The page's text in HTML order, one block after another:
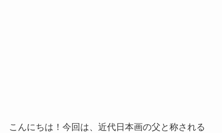
こんにちは！今回は、近代日本画の父と称される